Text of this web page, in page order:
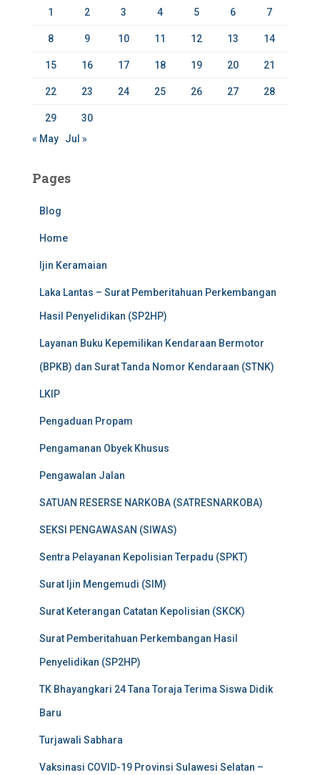
1 2 3 4 5 6 7
8 9 10 11 12 13 14
15 16 17 18 19 20 21
22 23 24 25 26 27 28
29
30
« May
Jul »
Pages
Blog
Home
Ijin Keramaian
Laka Lantas – Surat Pemberitahuan Perkembangan
Hasil Penyelidikan (SP2HP)
Layanan Buku Kepemilikan Kendaraan Bermotor
(BPKB) dan Surat Tanda Nomor Kendaraan (STNK)
LKIP
Pengaduan Propam
Pengamanan Obyek Khusus
Pengawalan Jalan
SATUAN RESERSE NARKOBA (SATRESNARKOBA)
SEKSI PENGAWASAN (SIWAS)
Sentra Pelayanan Kepolisian Terpadu (SPKT)
Surat Ijin Mengemudi (SIM)
Surat Keterangan Catatan Kepolisian (SKCK)
Surat Pemberitahuan Perkembangan Hasil
Penyelidikan (SP2HP)
TK Bhayangkari 24 Tana Toraja Terima Siswa Didik
Baru
Turjawali Sabhara
Vaksinasi COVID-19 Provinsi Sulawesi Selatan –